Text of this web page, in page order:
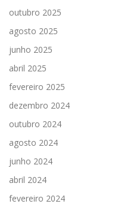
outubro 2025
agosto 2025
junho 2025
abril 2025
fevereiro 2025
dezembro 2024
outubro 2024
agosto 2024
junho 2024
abril 2024
fevereiro 2024